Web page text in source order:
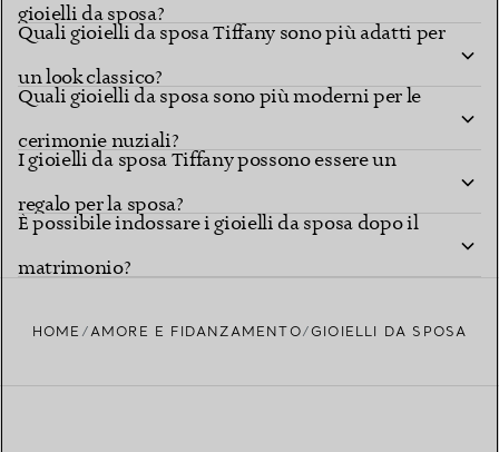
gioielli da sposa?
Quali gioielli da sposa Tiffany sono più adatti per
un look classico?
Quali gioielli da sposa sono più moderni per le
cerimonie nuziali?
I gioielli da sposa Tiffany possono essere un
regalo per la sposa?
È possibile indossare i gioielli da sposa dopo il
matrimonio?
HOME AMORE E FIDANZAMENTO GIOIELLI DA SPOSA